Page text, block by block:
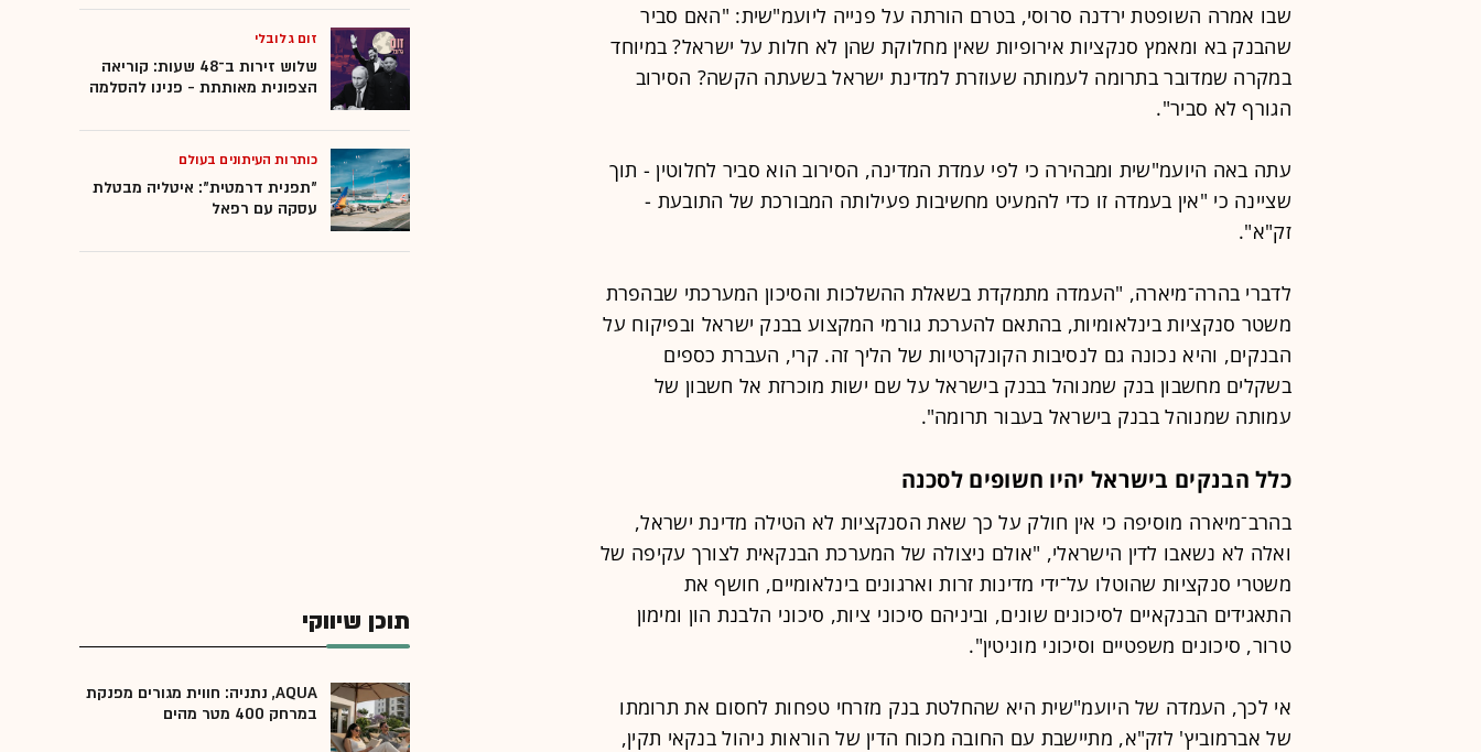
שבו אמרה השופטת ירדנה סרוסי, בטרם הורתה על פנייה ליועמ"שית: "האם סביר
שהבנק בא ומאמץ סנקציות אירופיות שאין מחלוקת שהן לא חלות על ישראל? במיוחד
במקרה שמדובר בתרומה לעמותה שעוזרת למדינת ישראל בשעתה הקשה? הסירוב
הגורף לא סביר".
עתה באה היועמ"שית ומבהירה כי לפי עמדת המדינה, הסירוב הוא סביר לחלוטין - תוך
שציינה כי "אין בעמדה זו כדי להמעיט מחשיבות פעילותה המבורכת של התובעת -
זק"א".
לדברי בהרה־מיארה, "העמדה מתמקדת בשאלת ההשלכות והסיכון המערכתי שבהפרת
משטר סנקציות בינלאומיות, בהתאם להערכת גורמי המקצוע בבנק ישראל ובפיקוח על
הבנקים, והיא נכונה גם לנסיבות הקונקרטיות של הליך זה. קרי, העברת כספים
בשקלים מחשבון בנק שמנוהל בבנק בישראל על שם ישות מוכרזת אל חשבון של
עמותה שמנוהל בבנק בישראל בעבור תרומה".
כלל הבנקים בישראל יהיו חשופים לסכנה
בהרב־מיארה מוסיפה כי אין חולק על כך שאת הסנקציות לא הטילה מדינת ישראל,
ואלה לא נשאבו לדין הישראלי, "אולם ניצולה של המערכת הבנקאית לצורך עקיפה של
משטרי סנקציות שהוטלו על־ידי מדינות זרות וארגונים בינלאומיים, חושף את
התאגידים הבנקאיים לסיכונים שונים, וביניהם סיכוני ציות, סיכוני הלבנת הון ומימון
טרור, סיכונים משפטיים וסיכוני מוניטין".
אי לכך, העמדה של היועמ"שית היא שהחלטת בנק מזרחי טפחות לחסום את תרומתו
של אברמוביץ' לזק"א, מתיישבת עם החובה מכוח הדין של הוראות ניהול בנקאי תקין,
זום גלובלי
שלוש זירות ב־48 שעות: קוריאה
הצפונית מאותתת - פנינו להסלמה
כותרות העיתונים בעולם
"תפנית דרמטית": איטליה מבטלת
עסקה עם רפאל
תוכן שיווקי
AQUA, נתניה: חווית מגורים מפנקת
במרחק 400 מטר מהים